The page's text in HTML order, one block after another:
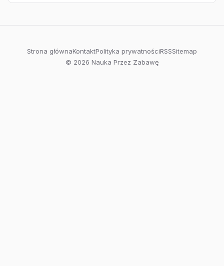
Strona głównaKontaktPolityka prywatnościRSSSitemap
© 2026 Nauka Przez Zabawę